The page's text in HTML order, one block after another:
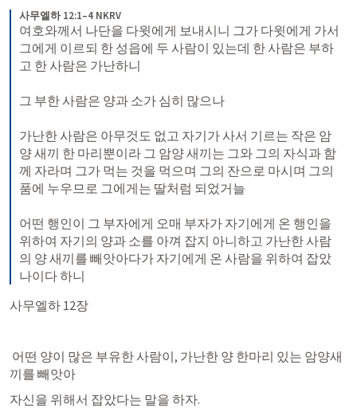
사무엘하 12:1–4 NKRV
여호와께서 나단을 다윗에게 보내시니 그가 다윗에게 가서
그에게 이르되 한 성읍에 두 사람이 있는데 한 사람은 부하
고 한 사람은 가난하니
그 부한 사람은 양과 소가 심히 많으나
가난한 사람은 아무것도 없고 자기가 사서 기르는 작은 암
양 새끼 한 마리뿐이라 그 암양 새끼는 그와 그의 자식과 함
께 자라며 그가 먹는 것을 먹으며 그의 잔으로 마시며 그의
품에 누우므로 그에게는 딸처럼 되었거늘
어떤 행인이 그 부자에게 오매 부자가 자기에게 온 행인을
위하여 자기의 양과 소를 아껴 잡지 아니하고 가난한 사람
의 양 새끼를 빼앗아다가 자기에게 온 사람을 위하여 잡았
나이다 하니
사무엘하 12장
끼를 빼앗아
자신을 위해서 잡았다는 말을 하자.